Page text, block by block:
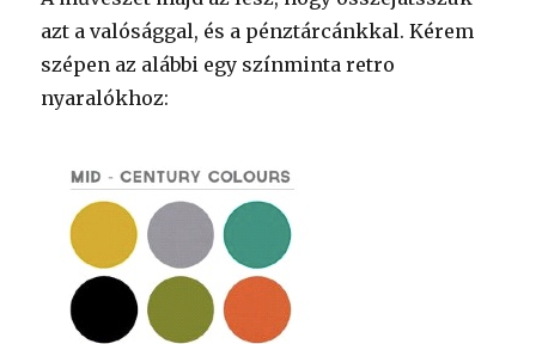
azt a valósággal, és a pénztárcánkkal. Kérem
szépen az alábbi egy színminta retro
nyaralókhoz: